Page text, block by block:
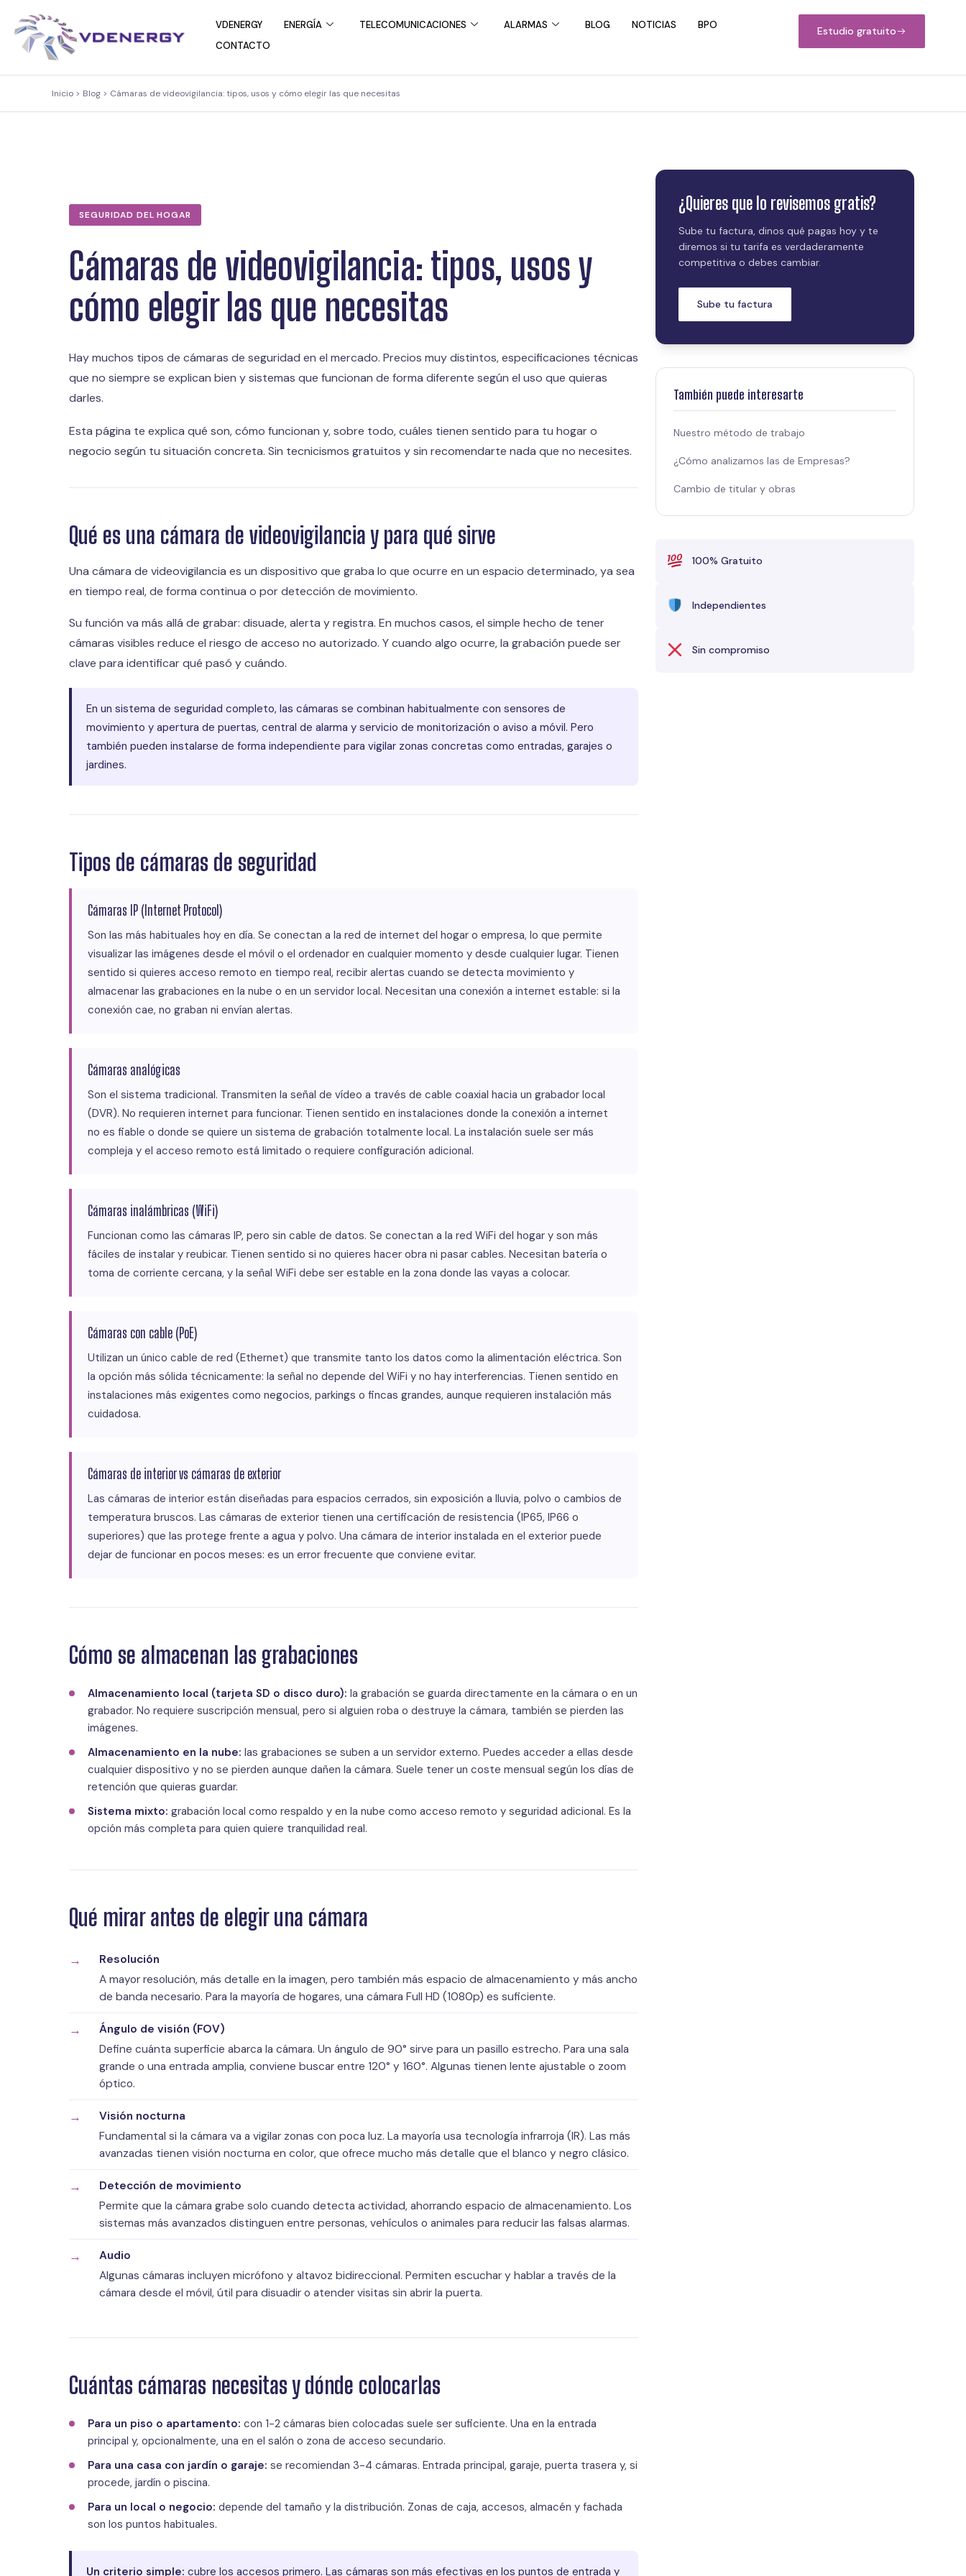
VDENERGY ENERGÍA TELECOMUNICACIONES ALARMAS BLOG NOTICIAS
BPO
CONTACTO
Estudio gratuito
Inicio > Blog > Cámaras de videovigilancia: tipos, usos y cómo elegir las que necesitas
SEGURIDAD DEL HOGAR
Cámaras de videovigilancia: tipos, usos y
cómo elegir las que necesitas
Hay muchos tipos de cámaras de seguridad en el mercado. Precios muy distintos, especificaciones técnicas
que no siempre se explican bien y sistemas que funcionan de forma diferente según el uso que quieras
darles.
Esta página te explica qué son, cómo funcionan y, sobre todo, cuáles tienen sentido para tu hogar o
negocio según tu situación concreta. Sin tecnicismos gratuitos y sin recomendarte nada que no necesites.
Qué es una cámara de videovigilancia y para qué sirve
Una cámara de videovigilancia es un dispositivo que graba lo que ocurre en un espacio determinado, ya sea
en tiempo real, de forma continua o por detección de movimiento.
Su función va más allá de grabar: disuade, alerta y registra. En muchos casos, el simple hecho de tener
cámaras visibles reduce el riesgo de acceso no autorizado. Y cuando algo ocurre, la grabación puede ser
clave para identificar qué pasó y cuándo.
En un sistema de seguridad completo, las cámaras se combinan habitualmente con sensores de
movimiento y apertura de puertas, central de alarma y servicio de monitorización o aviso a móvil. Pero
también pueden instalarse de forma independiente para vigilar zonas concretas como entradas, garajes o
jardines.
Tipos de cámaras de seguridad
Cámaras IP (Internet Protocol)
Son las más habituales hoy en día. Se conectan a la red de internet del hogar o empresa, lo que permite
visualizar las imágenes desde el móvil o el ordenador en cualquier momento y desde cualquier lugar. Tienen
sentido si quieres acceso remoto en tiempo real, recibir alertas cuando se detecta movimiento y
almacenar las grabaciones en la nube o en un servidor local. Necesitan una conexión a internet estable: si la
conexión cae, no graban ni envían alertas.
Cámaras analógicas
Son el sistema tradicional. Transmiten la señal de vídeo a través de cable coaxial hacia un grabador local
(DVR). No requieren internet para funcionar. Tienen sentido en instalaciones donde la conexión a internet
no es fiable o donde se quiere un sistema de grabación totalmente local. La instalación suele ser más
compleja y el acceso remoto está limitado o requiere configuración adicional.
Cámaras inalámbricas (WiFi)
Funcionan como las cámaras IP, pero sin cable de datos. Se conectan a la red WiFi del hogar y son más
fáciles de instalar y reubicar. Tienen sentido si no quieres hacer obra ni pasar cables. Necesitan batería o
toma de corriente cercana, y la señal WiFi debe ser estable en la zona donde las vayas a colocar.
Cámaras con cable (PoE)
Utilizan un único cable de red (Ethernet) que transmite tanto los datos como la alimentación eléctrica. Son
la opción más sólida técnicamente: la señal no depende del WiFi y no hay interferencias. Tienen sentido en
instalaciones más exigentes como negocios, parkings o fincas grandes, aunque requieren instalación más
cuidadosa.
Cámaras de interior vs cámaras de exterior
Las cámaras de interior están diseñadas para espacios cerrados, sin exposición a lluvia, polvo o cambios de
temperatura bruscos. Las cámaras de exterior tienen una certificación de resistencia (IP65, IP66 o
superiores) que las protege frente a agua y polvo. Una cámara de interior instalada en el exterior puede
dejar de funcionar en pocos meses: es un error frecuente que conviene evitar.
Cómo se almacenan las grabaciones
Almacenamiento local (tarjeta SD o disco duro): la grabación se guarda directamente en la cámara o en un
grabador. No requiere suscripción mensual, pero si alguien roba o destruye la cámara, también se pierden las
imágenes.
Almacenamiento en la nube: las grabaciones se suben a un servidor externo. Puedes acceder a ellas desde
cualquier dispositivo y no se pierden aunque dañen la cámara. Suele tener un coste mensual según los días de
retención que quieras guardar.
Sistema mixto: grabación local como respaldo y en la nube como acceso remoto y seguridad adicional. Es la
opción más completa para quien quiere tranquilidad real.
Qué mirar antes de elegir una cámara
Resolución
A mayor resolución, más detalle en la imagen, pero también más espacio de almacenamiento y más ancho
de banda necesario. Para la mayoría de hogares, una cámara Full HD (1080p) es suficiente.
Ángulo de visión (FOV)
Define cuánta superficie abarca la cámara. Un ángulo de 90° sirve para un pasillo estrecho. Para una sala
grande o una entrada amplia, conviene buscar entre 120° y 160°. Algunas tienen lente ajustable o zoom
óptico.
Visión nocturna
Fundamental si la cámara va a vigilar zonas con poca luz. La mayoría usa tecnología infrarroja (IR). Las más
avanzadas tienen visión nocturna en color, que ofrece mucho más detalle que el blanco y negro clásico.
Detección de movimiento
Permite que la cámara grabe solo cuando detecta actividad, ahorrando espacio de almacenamiento. Los
sistemas más avanzados distinguen entre personas, vehículos o animales para reducir las falsas alarmas.
Audio
Algunas cámaras incluyen micrófono y altavoz bidireccional. Permiten escuchar y hablar a través de la
cámara desde el móvil, útil para disuadir o atender visitas sin abrir la puerta.
Cuántas cámaras necesitas y dónde colocarlas
Para un piso o apartamento: con 1-2 cámaras bien colocadas suele ser suficiente. Una en la entrada
principal y, opcionalmente, una en el salón o zona de acceso secundario.
Para una casa con jardín o garaje: se recomiendan 3-4 cámaras. Entrada principal, garaje, puerta trasera y, si
procede, jardín o piscina.
Para un local o negocio: depende del tamaño y la distribución. Zonas de caja, accesos, almacén y fachada
son los puntos habituales.
Un criterio simple: cubre los accesos primero. Las cámaras son más efectivas en los puntos de entrada y
¿Quieres que lo revisemos gratis?
Sube tu factura, dinos qué pagas hoy y te
diremos si tu tarifa es verdaderamente
competitiva o debes cambiar.
Sube tu factura
También puede interesarte
Nuestro método de trabajo
¿Cómo analizamos las de Empresas?
Cambio de titular y obras
100% Gratuito
Independientes
Sin compromiso